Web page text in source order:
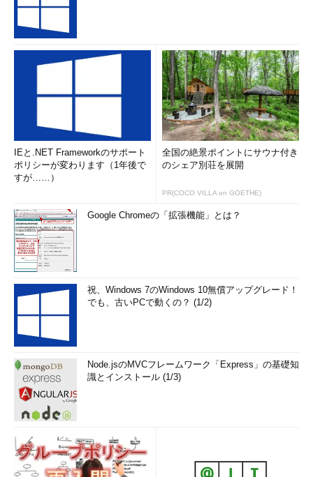
IEと.NET Frameworkのサポート
ポリシーが変わります（1年後で
すが……）
全国の絶景ポイントにサウナ付き
のシェア別荘を展開
PR(COCO VILLA on GOETHE)
Google Chromeの「拡張機能」とは？
祝、Windows 7のWindows 10無償アップグレード！
でも、古いPCで動くの？ (1/2)
Node.jsのMVCフレームワーク「Express」の基礎知
識とインストール (1/3)